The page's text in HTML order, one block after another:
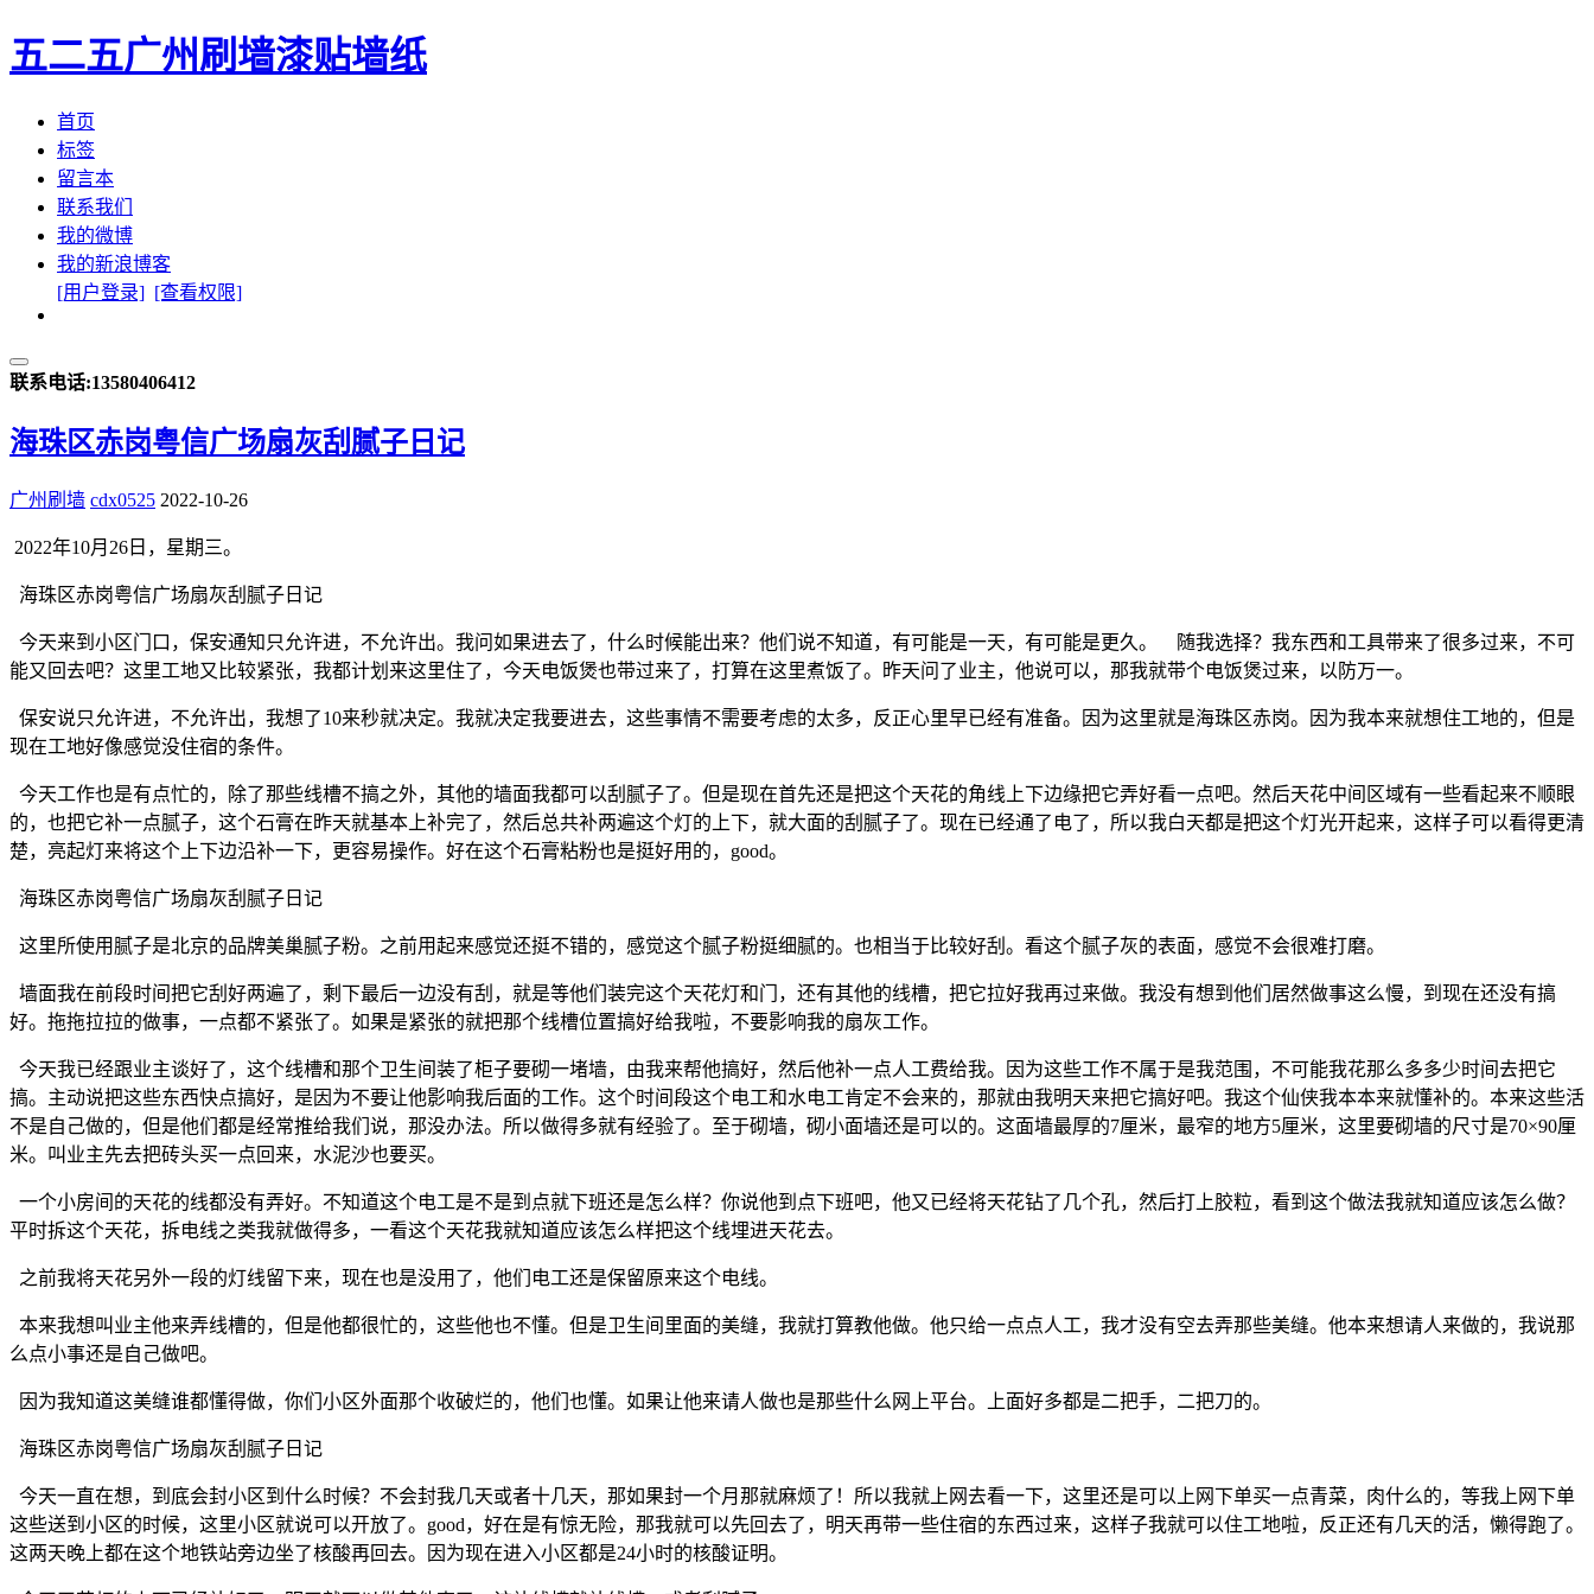
五二五广州刷墙漆贴墙纸
首页
标签
留言本
联系我们
我的微博
我的新浪博客
[用户登录] [查看权限]
联系电话:13580406412
海珠区赤岗粤信广场扇灰刮腻子日记
广州刷墙 cdx0525 2022-10-26
2022年10月26日，星期三。
海珠区赤岗粤信广场扇灰刮腻子日记
今天来到小区门口，保安通知只允许进，不允许出。我问如果进去了，什么时候能出来？他们说不知道，有可能是一天，有可能是更久。 随我选择？我东西和工具带来了很多过来，不可
能又回去吧？这里工地又比较紧张，我都计划来这里住了，今天电饭煲也带过来了，打算在这里煮饭了。昨天问了业主，他说可以，那我就带个电饭煲过来，以防万一。
保安说只允许进，不允许出，我想了10来秒就决定。我就决定我要进去，这些事情不需要考虑的太多，反正心里早已经有准备。因为这里就是海珠区赤岗。因为我本来就想住工地的，但是
现在工地好像感觉没住宿的条件。
今天工作也是有点忙的，除了那些线槽不搞之外，其他的墙面我都可以刮腻子了。但是现在首先还是把这个天花的角线上下边缘把它弄好看一点吧。然后天花中间区域有一些看起来不顺眼
的，也把它补一点腻子，这个石膏在昨天就基本上补完了，然后总共补两遍这个灯的上下，就大面的刮腻子了。现在已经通了电了，所以我白天都是把这个灯光开起来，这样子可以看得更清
楚，亮起灯来将这个上下边沿补一下，更容易操作。好在这个石膏粘粉也是挺好用的，good。
海珠区赤岗粤信广场扇灰刮腻子日记
这里所使用腻子是北京的品牌美巢腻子粉。之前用起来感觉还挺不错的，感觉这个腻子粉挺细腻的。也相当于比较好刮。看这个腻子灰的表面，感觉不会很难打磨。
墙面我在前段时间把它刮好两遍了，剩下最后一边没有刮，就是等他们装完这个天花灯和门，还有其他的线槽，把它拉好我再过来做。我没有想到他们居然做事这么慢，到现在还没有搞
好。拖拖拉拉的做事，一点都不紧张了。如果是紧张的就把那个线槽位置搞好给我啦，不要影响我的扇灰工作。
今天我已经跟业主谈好了，这个线槽和那个卫生间装了柜子要砌一堵墙，由我来帮他搞好，然后他补一点人工费给我。因为这些工作不属于是我范围，不可能我花那么多多少时间去把它
搞。主动说把这些东西快点搞好，是因为不要让他影响我后面的工作。这个时间段这个电工和水电工肯定不会来的，那就由我明天来把它搞好吧。我这个仙侠我本本来就懂补的。本来这些活
不是自己做的，但是他们都是经常推给我们说，那没办法。所以做得多就有经验了。至于砌墙，砌小面墙还是可以的。这面墙最厚的7厘米，最窄的地方5厘米，这里要砌墙的尺寸是70×90厘
米。叫业主先去把砖头买一点回来，水泥沙也要买。
一个小房间的天花的线都没有弄好。不知道这个电工是不是到点就下班还是怎么样？你说他到点下班吧，他又已经将天花钻了几个孔，然后打上胶粒，看到这个做法我就知道应该怎么做？
平时拆这个天花，拆电线之类我就做得多，一看这个天花我就知道应该怎么样把这个线埋进天花去。
之前我将天花另外一段的灯线留下来，现在也是没用了，他们电工还是保留原来这个电线。
本来我想叫业主他来弄线槽的，但是他都很忙的，这些他也不懂。但是卫生间里面的美缝，我就打算教他做。他只给一点点人工，我才没有空去弄那些美缝。他本来想请人来做的，我说那
么点小事还是自己做吧。
因为我知道这美缝谁都懂得做，你们小区外面那个收破烂的，他们也懂。如果让他来请人做也是那些什么网上平台。上面好多都是二把手，二把刀的。
海珠区赤岗粤信广场扇灰刮腻子日记
今天一直在想，到底会封小区到什么时候？不会封我几天或者十几天，那如果封一个月那就麻烦了！所以我就上网去看一下，这里还是可以上网下单买一点青菜，肉什么的，等我上网下单
这些送到小区的时候，这里小区就说可以开放了。good，好在是有惊无险，那我就可以先回去了，明天再带一些住宿的东西过来，这样子我就可以住工地啦，反正还有几天的活，懒得跑了。
这两天晚上都在这个地铁站旁边坐了核酸再回去。因为现在进入小区都是24小时的核酸证明。